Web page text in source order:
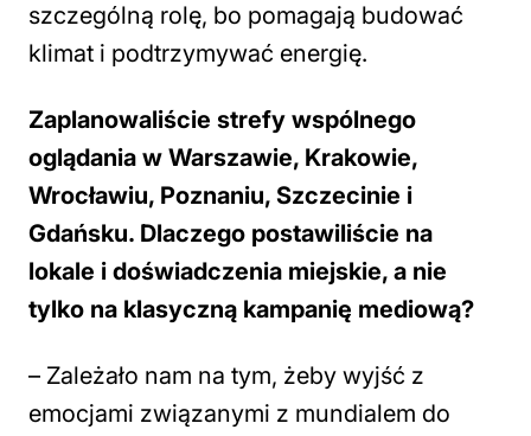
szczególną rolę, bo pomagają budować
klimat i podtrzymywać energię.
Zaplanowaliście strefy wspólnego
oglądania w Warszawie, Krakowie,
Wrocławiu, Poznaniu, Szczecinie i
Gdańsku. Dlaczego postawiliście na
lokale i doświadczenia miejskie, a nie
tylko na klasyczną kampanię mediową?
– Zależało nam na tym, żeby wyjść z
emocjami związanymi z mundialem do